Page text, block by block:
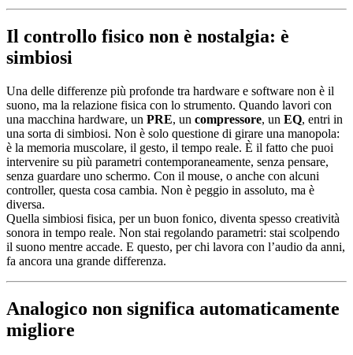
Il controllo fisico non è nostalgia: è
simbiosi
Una delle differenze più profonde tra hardware e software non è il
suono, ma la relazione fisica con lo strumento. Quando lavori con
una macchina hardware, un PRE, un compressore, un EQ, entri in
una sorta di simbiosi. Non è solo questione di girare una manopola:
è la memoria muscolare, il gesto, il tempo reale. È il fatto che puoi
intervenire su più parametri contemporaneamente, senza pensare,
senza guardare uno schermo. Con il mouse, o anche con alcuni
controller, questa cosa cambia. Non è peggio in assoluto, ma è
diversa.
Quella simbiosi fisica, per un buon fonico, diventa spesso creatività
sonora in tempo reale. Non stai regolando parametri: stai scolpendo
il suono mentre accade. E questo, per chi lavora con l’audio da anni,
fa ancora una grande differenza.
Analogico non significa automaticamente
migliore